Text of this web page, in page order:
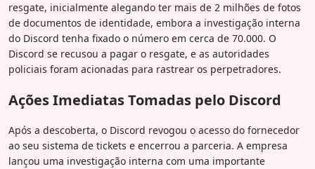
resgate, inicialmente alegando ter mais de 2 milhões de fotos
de documentos de identidade, embora a investigação interna
do Discord tenha fixado o número em cerca de 70.000. O
Discord se recusou a pagar o resgate, e as autoridades
policiais foram acionadas para rastrear os perpetradores.
Ações Imediatas Tomadas pelo Discord
Após a descoberta, o Discord revogou o acesso do fornecedor
ao seu sistema de tickets e encerrou a parceria. A empresa
lançou uma investigação interna com uma importante